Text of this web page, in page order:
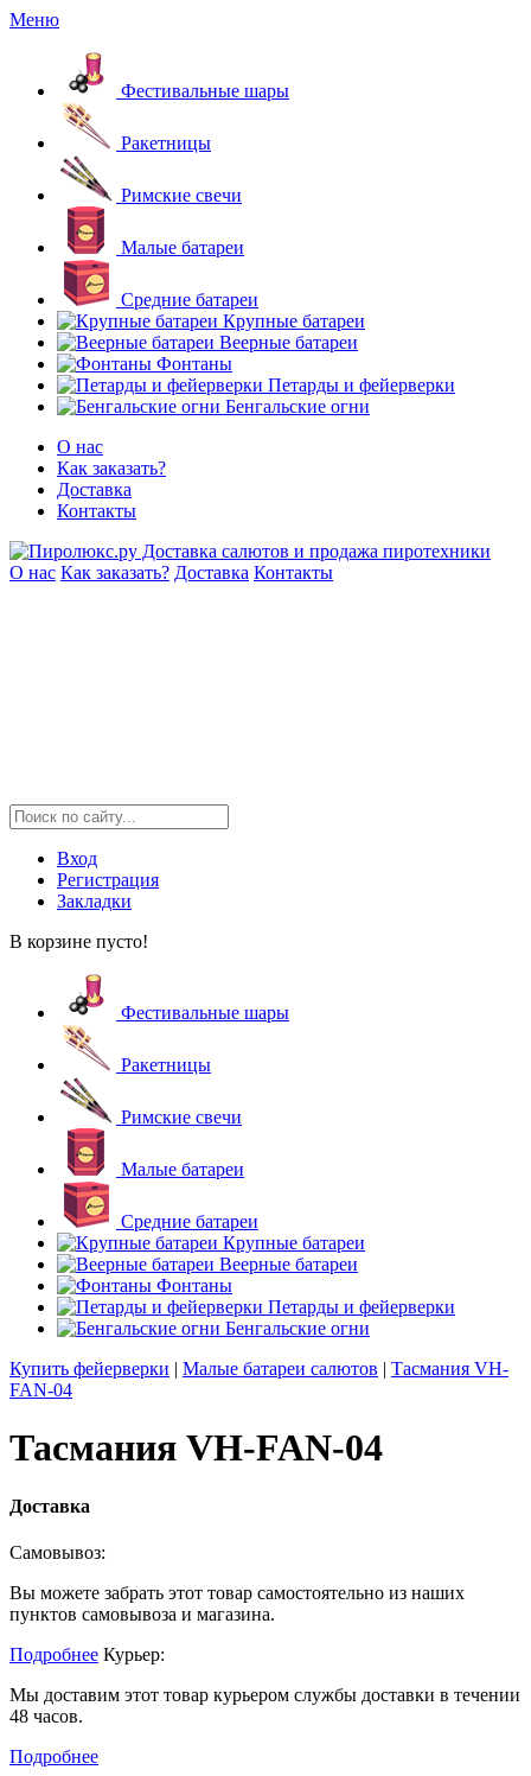
Меню
Фестивальные шары
Ракетницы
Римские свечи
Малые батареи
Средние батареи
Крупные батареи
Веерные батареи
Фонтаны
Петарды и фейерверки
Бенгальские огни
О нас
Как заказать?
Доставка
Контакты
О нас Как заказать? Доставка Контакты
Вход
Регистрация
Закладки
В корзине пусто!
Фестивальные шары
Ракетницы
Римские свечи
Малые батареи
Средние батареи
Крупные батареи
Веерные батареи
Фонтаны
Петарды и фейерверки
Бенгальские огни
Купить фейерверки | Малые батареи салютов | Тасмания VH-
FAN-04
Тасмания VH-FAN-04
Доставка
Самовывоз:
Вы можете забрать этот товар самостоятельно из наших
пунктов самовывоза и магазина.
Подробнее Курьер:
Мы доставим этот товар курьером службы доставки в течении
48 часов.
Подробнее